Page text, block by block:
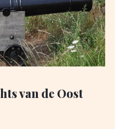
van de Oost